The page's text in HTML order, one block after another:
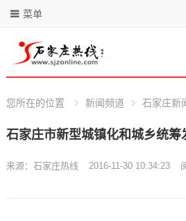
菜单
您所在的位置 新闻频道 石家庄新
石家庄市新型城镇化和城乡统筹
来源： 石家庄热线 2016-11-30 10:34:23